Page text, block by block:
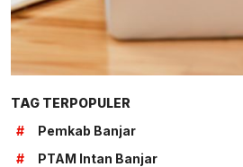
TAG TERPOPULER
#
Pemkab Banjar
#
PTAM Intan Banjar